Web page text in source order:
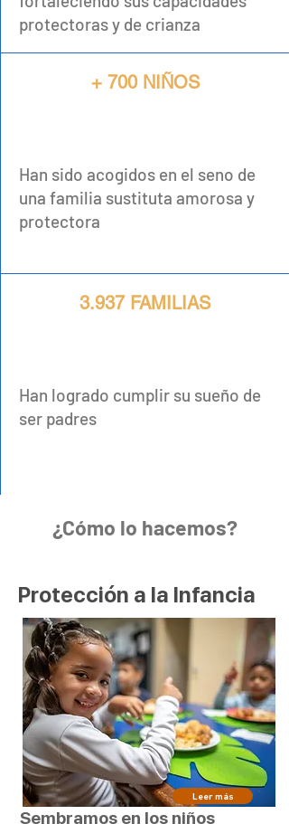
protectoras y de crianza
+ 700 NIÑOS
Han sido acogidos en el seno de
una familia sustituta amorosa y
protectora
3.937 FAMILIAS
Han logrado cumplir su sueño de
ser padres
¿Cómo lo hacemos?
Protección a la Infancia
Programa “Grandes y
Chiquiticos”
Leer más
Sembramos en los niños